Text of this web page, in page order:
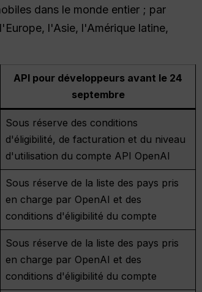
dans le monde entier ; par
l'Asie, l'Amérique latine,
API pour développeurs avant le 24
septembre
Sous réserve des conditions
d'éligibilité, de facturation et du niveau
d'utilisation du compte API OpenAI
Sous réserve de la liste des pays pris
en charge par OpenAI et des
conditions d'éligibilité du compte
Sous réserve de la liste des pays pris
en charge par OpenAI et des
conditions d'éligibilité du compte